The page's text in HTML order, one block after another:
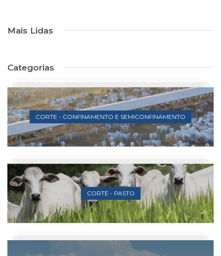
Mais Lidas
Categorias
CORTE - CONFINAMENTO E SEMICONFINAMENTO
CORTE - PASTO